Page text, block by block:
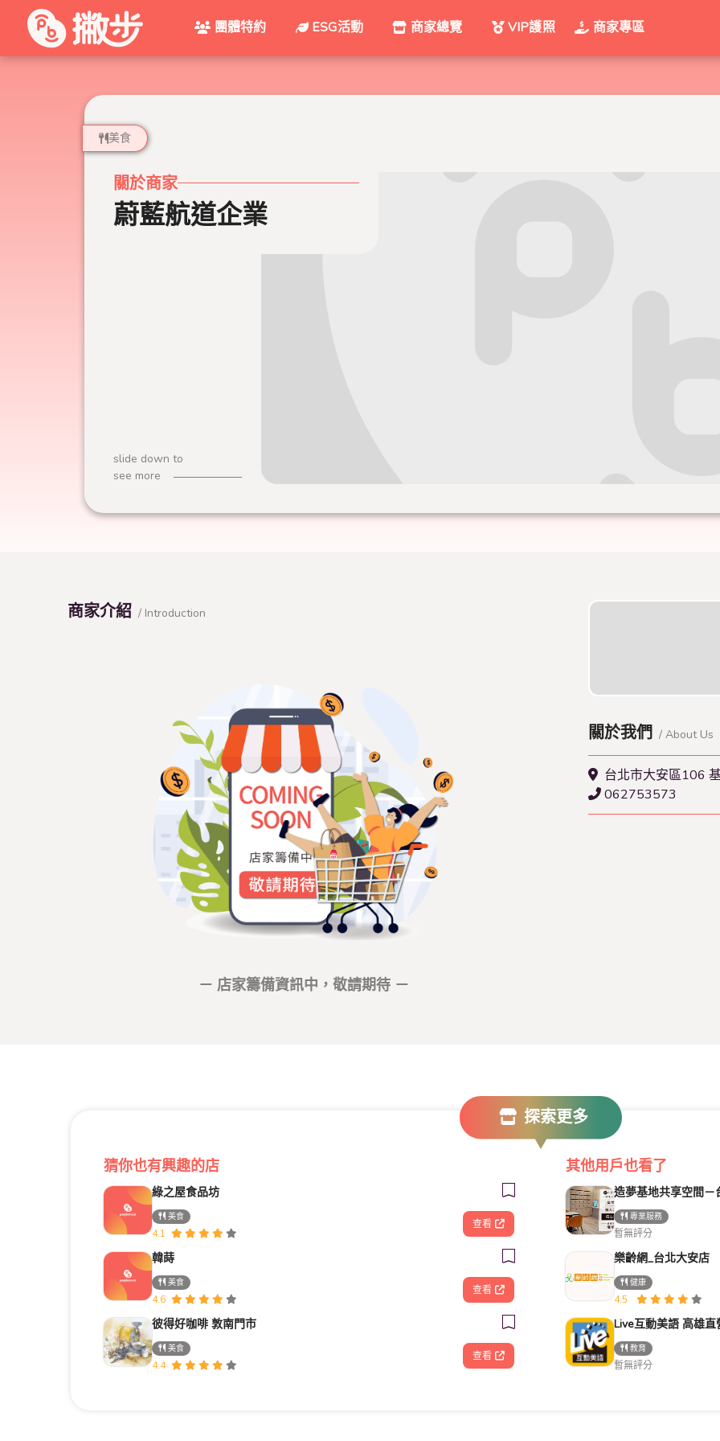
團體特約 ESG活動 商家總覽 VIP護照 商家專區
美食
關於商家
蔚藍航道企業
slide down to
see more
商家介紹 / Introduction
－ 店家籌備資訊中，敬請期待 －
關於我們 / About Us
台北市大安區106
062753573
探索更多
猜你也有興趣的店
綠之屋食品坊
美食
4.1
查看
韓蒔
美食
4.6
查看
彼得好咖啡 敦南門市
美食
4.4
查看
其他用戶也看了
專業服務
暫無評分
樂齡網_台北大安店
健康
4.5
教育
暫無評分